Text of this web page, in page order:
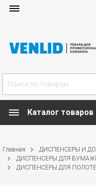
Каталог товаров
Главная
ДИСПЕНСЕРЫ И
ДИСПЕНСЕРЫ ДЛЯ
ДИСПЕНСЕРЫ ДЛЯ